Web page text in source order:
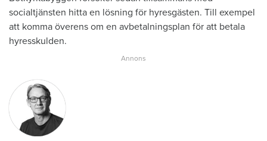
socialtjänsten hitta en lösning för hyresgästen. Till exempel
att komma överens om en avbetalningsplan för att betala
hyresskulden.